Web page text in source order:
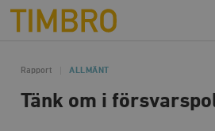
Timbro
Rapport ALLMÄNT
Tänk om i